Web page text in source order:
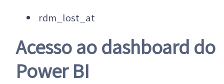
rdm_lost_at
Acesso ao dashboard do
Power BI